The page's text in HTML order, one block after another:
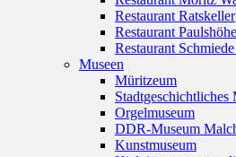
Restaurant Ratskeller
Restaurant Paulshöhe
Restaurant
Museen
Müritzeum
Orgelmuseum
DDR-Museum
Kunstmuseum